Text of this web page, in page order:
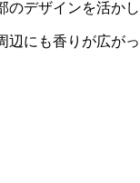
のデザインを活か
辺にも香りが広がっ